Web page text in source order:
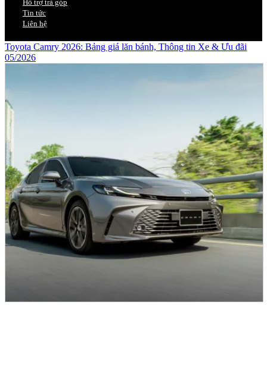
Hỗ trợ trả góp
Tin tức
Liên hệ
Toyota Camry 2026: Bảng giá lăn bánh, Thông tin Xe & Ưu đãi
05/2026